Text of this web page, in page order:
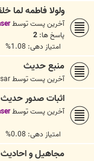
ولولا فاطمه لما
آخرین پست توسط
پاسخ ها: 2
امتیاز دهی: 1.08%
منبع حدیث
آخرین پست توسط
اثبات صدور
آخرین پست توسط
امتیاز دهی: 0.08%
مجاهیل و احادیث